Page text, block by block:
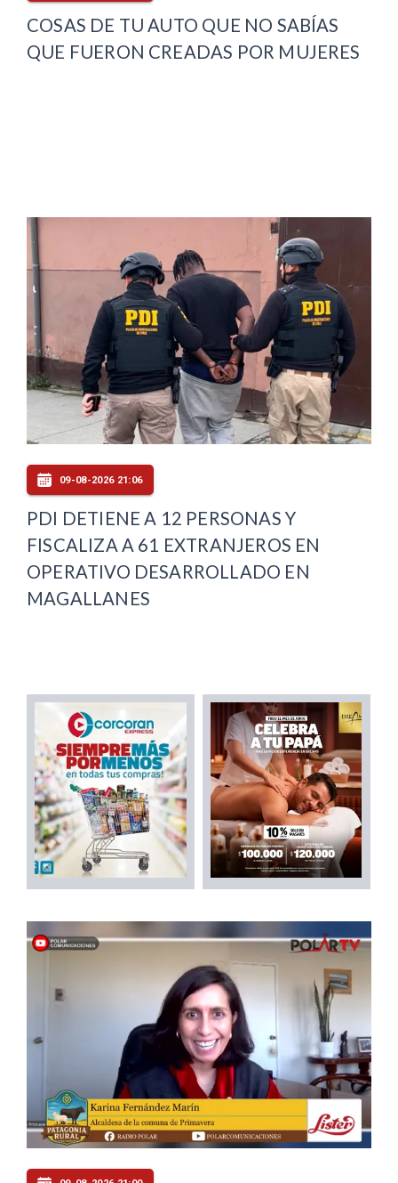
COSAS DE TU AUTO QUE NO SABÍAS
QUE FUERON CREADAS POR MUJERES
09-08-2026 21:06
PDI DETIENE A 12 PERSONAS Y
FISCALIZA A 61 EXTRANJEROS EN
OPERATIVO DESARROLLADO EN
MAGALLANES